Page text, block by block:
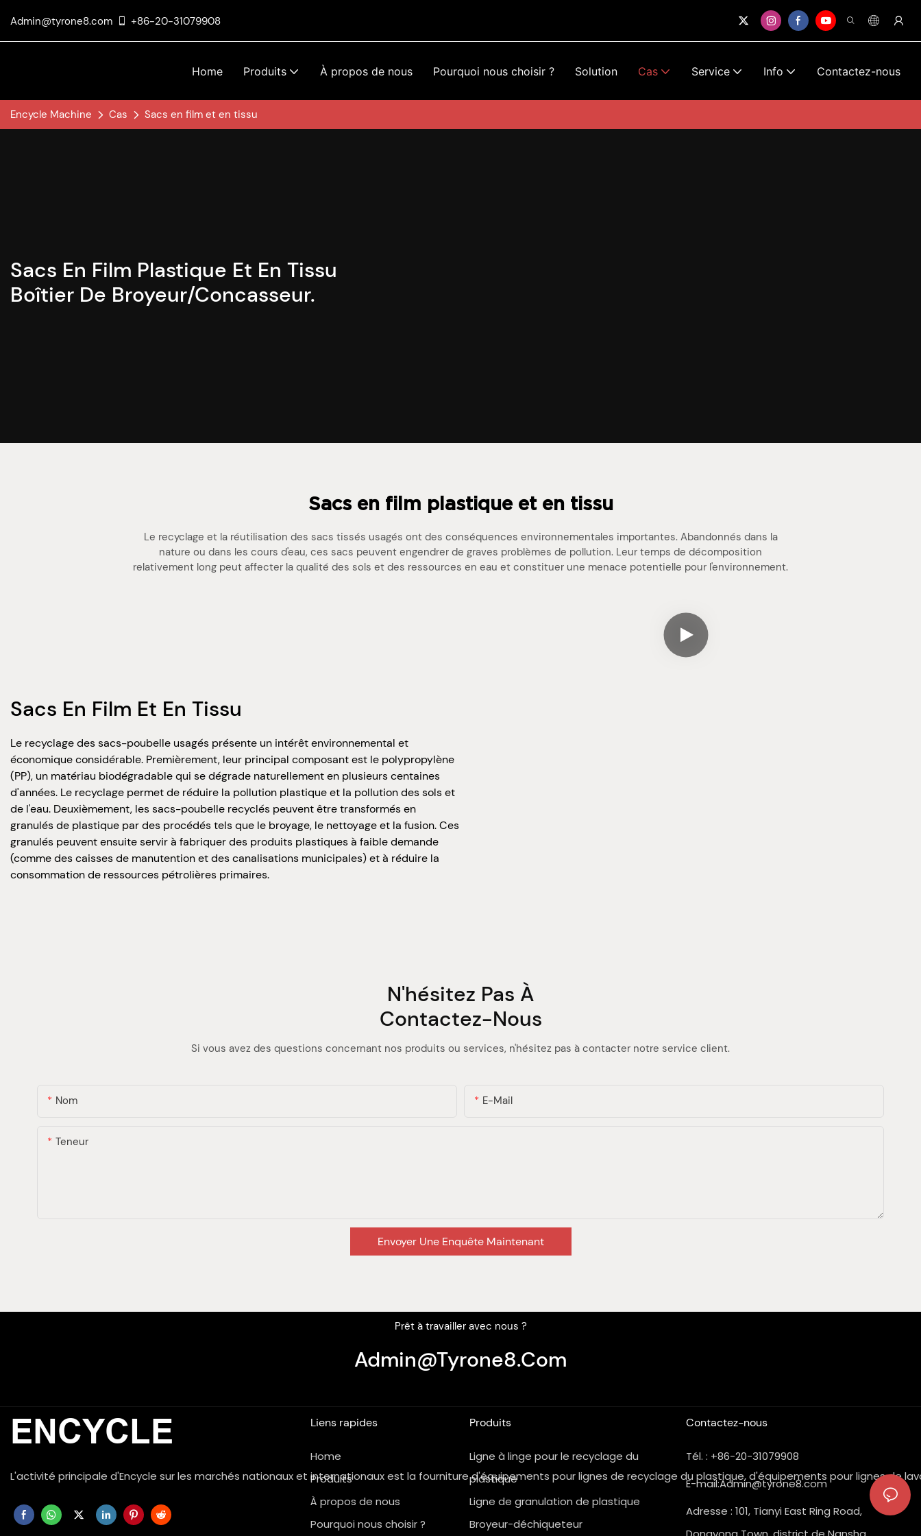
Admin@tyrone8.com +86-20-31079908
Home Produits À propos de nous Pourquoi nous choisir ? Solution Cas Service Info Contactez-nous
Encycle Machine Cas Sacs en film et en tissu
Sacs En Film Plastique Et En Tissu
Boîtier De Broyeur/concasseur.
Sacs en film plastique et en tissu
Le recyclage et la réutilisation des sacs tissés usagés ont des conséquences environnementales importantes. Abandonnés dans la
nature ou dans les cours d'eau, ces sacs peuvent engendrer de graves problèmes de pollution. Leur temps de décomposition
relativement long peut affecter la qualité des sols et des ressources en eau et constituer une menace potentielle pour l'environnement.
Sacs En Film Et En Tissu
Le recyclage des sacs-poubelle usagés présente un intérêt environnemental et
économique considérable. Premièrement, leur principal composant est le polypropylène
(PP), un matériau biodégradable qui se dégrade naturellement en plusieurs centaines
d'années. Le recyclage permet de réduire la pollution plastique et la pollution des sols et
de l'eau. Deuxièmement, les sacs-poubelle recyclés peuvent être transformés en
granulés de plastique par des procédés tels que le broyage, le nettoyage et la fusion. Ces
granulés peuvent ensuite servir à fabriquer des produits plastiques à faible demande
(comme des caisses de manutention et des canalisations municipales) et à réduire la
consommation de ressources pétrolières primaires.
N'hésitez Pas À
Contactez-Nous
Si vous avez des questions concernant nos produits ou services, n'hésitez pas à contacter notre service client.
Nom E-Mail
Teneur
Envoyer Une Enquête Maintenant
Prêt à travailler avec nous ?
Admin@tyrone8.com
ENCYCLE
L'activité principale d'Encycle sur les marchés nationaux et internationaux est la fourniture d'équipements pour lignes de recyclage du plastique, d'équipements pour lignes de
Liens rapides
Home
Produits
À propos de nous
Pourquoi nous choisir ?
Produits
Ligne à linge pour le recyclage du
plastique
Ligne de granulation de plastique
Broyeur-déchiqueteur
Contactez-nous
Tél. : +86-20-31079908
E-mail:Admin@tyrone8.com
Adresse : 101, Tianyi East Ring Road,